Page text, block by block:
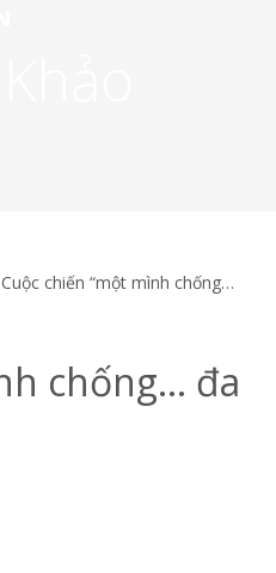
chiến “một mình chống…
chống… đa